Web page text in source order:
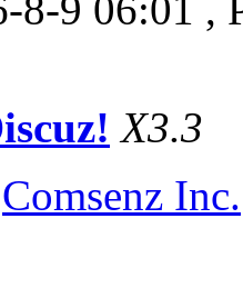
X3.3
Comsenz Inc.